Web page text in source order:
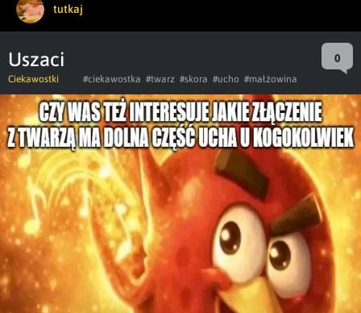
tutkaj
Uszaci 0
Ciekawostki #ciekawostka #twarz #skora #ucho #małżowina